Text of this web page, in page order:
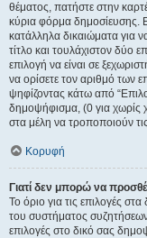
θέματος, πατήστε στην
κύρια φόρμα δημοσίευσης.
κατάλληλα δικαιώματα για
τίτλο και τουλάχιστον δύο
επιλογή να είναι σε
να ορίσετε τον αριθμό των
ψηφίζοντας κάτω από
δημοψήφισμα, (0 για χωρίς
στα μέλη να τροποποιούν
Κορυφή
Γιατί δεν μπορώ να
Το όριο για τις επιλογές
του συστήματος συζητήσεων.
επιλογές στο δικό σας